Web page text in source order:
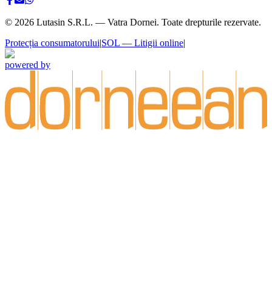
© 2026 Lutasin S.R.L. — Vatra Dornei. Toate drepturile rezervate.
Protecția consumatorului|SOL — Litigii online|
powered by